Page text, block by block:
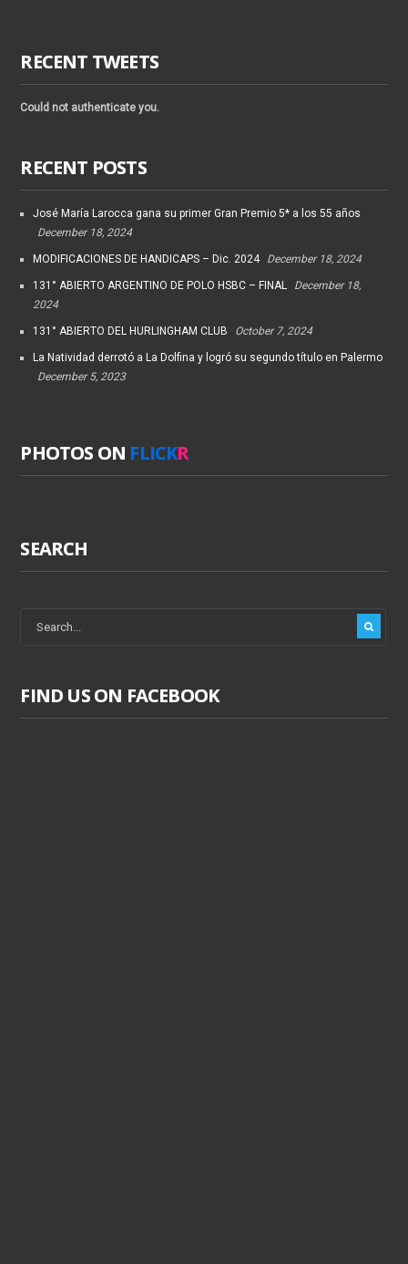
RECENT TWEETS
Could not authenticate you.
RECENT POSTS
José María Larocca gana su primer Gran Premio 5* a los 55 años
December 18, 2024
MODIFICACIONES DE HANDICAPS – Dic. 2024 December 18, 2024
131° ABIERTO ARGENTINO DE POLO HSBC – FINAL
December 18,
2024
131° ABIERTO DEL HURLINGHAM CLUB October 7, 2024
La Natividad derrotó a La Dolfina y logró su segundo título en Palermo
December 5, 2023
PHOTOS ON FLICKR
SEARCH
FIND US ON FACEBOOK